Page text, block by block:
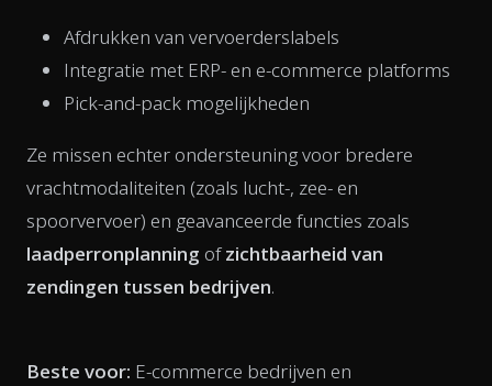
Afdrukken van vervoerderslabels
Integratie met ERP- en e-commerce platforms
Pick-and-pack mogelijkheden
Ze missen echter ondersteuning voor bredere
vrachtmodaliteiten (zoals lucht-, zee- en
spoorvervoer) en geavanceerde functies zoals
laadperronplanning ofzichtbaarheid van
zendingen tussen bedrijven.
Beste voor: E-commerce bedrijven en